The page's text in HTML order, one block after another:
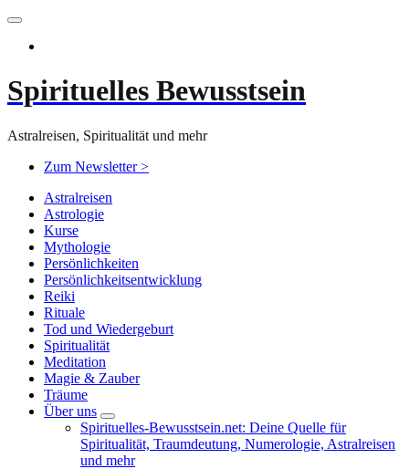
Zum
springen
Spirituelles Bewusstsein
Astralreisen, Spiritualität und mehr
Zum Newsletter >
Astralreisen
Astrologie
Kurse
Mythologie
Persönlichkeiten
Persönlichkeitsentwicklung
Reiki
Rituale
Tod und Wiedergeburt
Spiritualität
Meditation
Magie & Zauber
Träume
Über uns
Spirituelles-Bewusstsein.net: Deine Quelle für
Spiritualität, Traumdeutung, Numerologie, Astralreisen
und mehr